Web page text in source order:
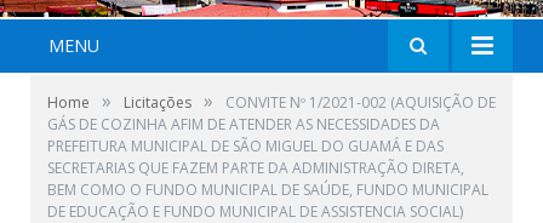
MENU
Home » Licitações »
CONVITE Nº 1/2021-002 (AQUISIÇÃO DE
GÁS DE COZINHA AFIM DE ATENDER AS NECESSIDADES DA
PREFEITURA MUNICIPAL DE SÃO MIGUEL DO GUAMÁ E DAS
SECRETARIAS QUE FAZEM PARTE DA ADMINISTRAÇÃO DIRETA,
BEM COMO O FUNDO MUNICIPAL DE SAÚDE, FUNDO MUNICIPAL
DE EDUCAÇÃO E FUNDO MUNICIPAL DE ASSISTENCIA SOCIAL)